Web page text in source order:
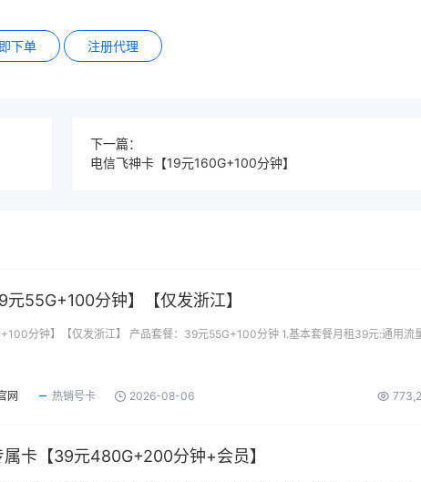
下单 注册代理
下一篇：
电信飞神卡【19元160G+100分钟】
55G+100分钟】【仅发浙江】
分钟】【仅发浙江】 产品套餐：39元55G+100分钟 1.基本套餐月租39元:通用流
网 热销号卡 2026-08-06
卡【39元480G+200分钟+会员】